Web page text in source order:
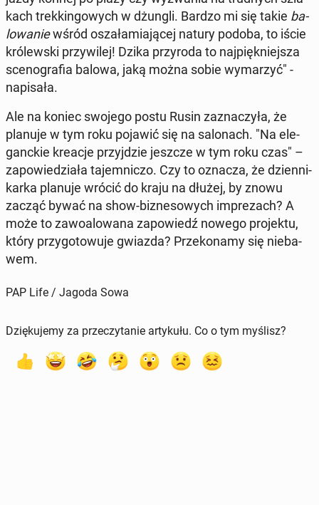
kach trek­kin­go­wych w dżungli. Bardzo mi się takie ba­
lo­wa­niewśród osza­ła­mia­ją­cej natury podoba, to iście
kró­lew­ski przy­wi­lej! Dzika przy­ro­da to naj­pięk­niej­sza
sce­no­gra­fia balowa, jaką można sobie wy­ma­rzyć" -
na­pi­sa­ła.
Ale na koniec swojego postu Rusin za­zna­czy­ła, że
planuje w tym roku pojawić się na sa­lo­nach. "Na ele­
ganc­kie kreacje przyj­dzie jeszcze w tym roku czas" –
za­po­wie­dzia­ła ta­jem­ni­czo. Czy to oznacza, że dzien­ni­
kar­ka planuje wrócić do kraju na dłużej, by znowu
zacząć bywać na show-biz­ne­so­wych im­pre­zach? A
może to za­wo­alo­wa­na za­po­wiedź nowego pro­jek­tu,
który przy­go­to­wu­je gwiazda? Prze­ko­na­my się nie­ba­
wem.
PAP Life / Jagoda Sowa
Dziękujemy za przeczytanie artykułu. Co o tym myślisz?